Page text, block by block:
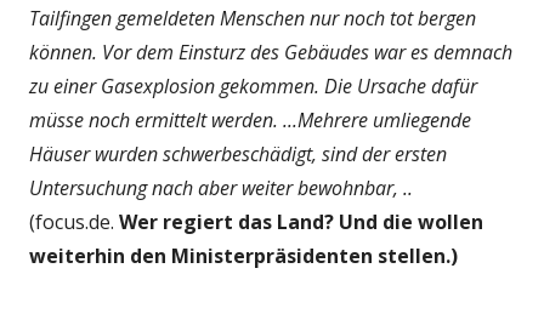
Tailfingen gemeldeten Menschen nur noch tot bergen
können. Vor dem Einsturz des Gebäudes war es demnach
zu einer Gasexplosion gekommen. Die Ursache dafür
müsse noch ermittelt werden. ...Mehrere umliegende
Häuser wurden schwerbeschädigt, sind der ersten
Untersuchung nach aber weiter bewohnbar, ..
(focus.de. Wer regiert das Land? Und die wollen
weiterhin den Ministerpräsidenten stellen.)